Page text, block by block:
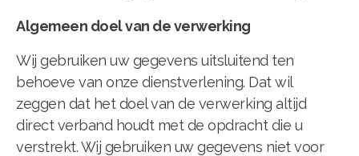
Algemeen doel van de verwerking
Wij gebruiken uw gegevens uitsluitend ten
behoeve van onze dienstverlening. Dat wil
zeggen dat het doel van de verwerking altijd
direct verband houdt met de opdracht die u
verstrekt. Wij gebruiken uw gegevens niet voor